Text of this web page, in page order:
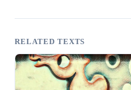
RELATED TEXTS